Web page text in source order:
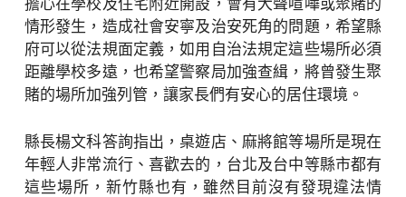
擔心在學校及住宅附近開設，會有大聲喧嘩或聚賭的
情形發生，造成社會安寧及治安死角的問題，希望縣
府可以從法規面定義，如用自治法規定這些場所必須
距離學校多遠，也希望警察局加強查緝，將曾發生聚
賭的場所加強列管，讓家長們有安心的居住環境。
縣長楊文科答詢指出，桌遊店、麻將館等場所是現在
年輕人非常流行、喜歡去的，台北及台中等縣市都有
這些場所，新竹縣也有，雖然目前沒有發現違法情